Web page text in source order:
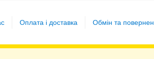
Оплата і доставка Обмін та